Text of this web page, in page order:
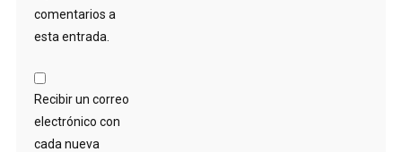
comentarios a
esta entrada.
Recibir un correo
electrónico con
cada nueva